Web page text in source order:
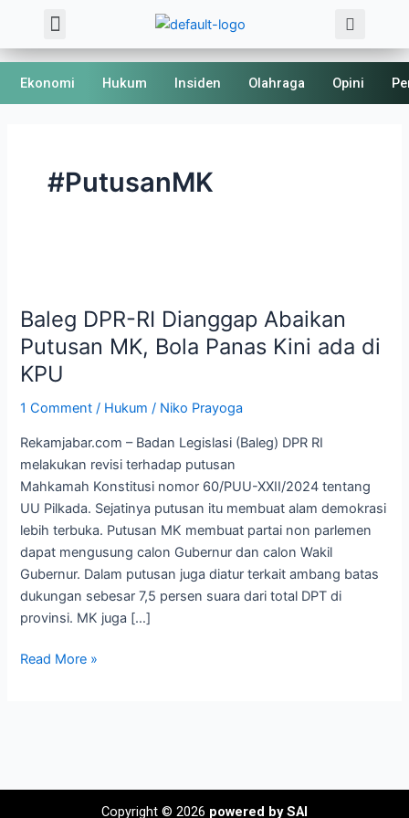
content
Menu
Ekonomi Hukum Insiden Olahraga Opini
#PutusanMK
Baleg DPR-RI Dianggap Abaikan
Putusan MK, Bola Panas Kini ada di
KPU
1 Comment / Hukum / Niko Prayoga
Rekamjabar.com – Badan Legislasi (Baleg) DPR RI
melakukan revisi terhadap putusan
Mahkamah Konstitusi nomor 60/PUU-XXII/2024 tentang
UU Pilkada. Sejatinya putusan itu membuat alam demokrasi
lebih terbuka. Putusan MK membuat partai non parlemen
dapat mengusung calon Gubernur dan calon Wakil
Gubernur. Dalam putusan juga diatur terkait ambang batas
dukungan sebesar 7,5 persen suara dari total DPT di
provinsi. MK juga […]
RI
Dianggap
Abaikan
Putusan
MK,
Panas
Kini
ada
di
KPU
Read More »
Copyright © 2026 powered by SAI